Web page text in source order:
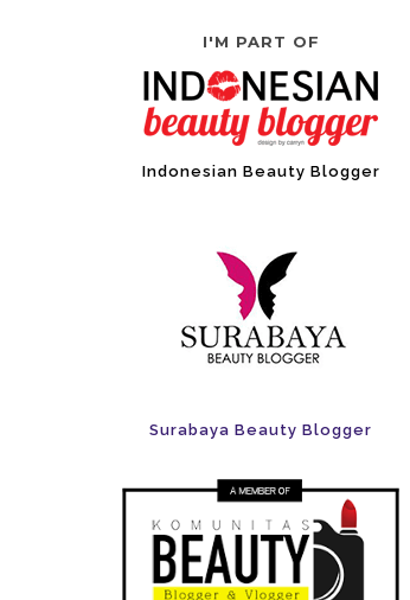
I'M PART OF
Indonesian Beauty Blogger
Surabaya Beauty Blogger